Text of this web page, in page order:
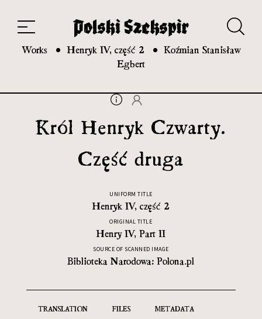
20th and 21st century module
Works Henryk IV, część 2
Koźmian Stanisław
Egbert
TRANSLATION FILES METADATA
Król Henryk Czwarty.
Część druga
UNIFORM TITLE
Henryk IV, część 2
ORIGINAL TITLE
Henry IV, Part II
SOURCE OF SCANNED IMAGE
Biblioteka Narodowa: Polona.pl